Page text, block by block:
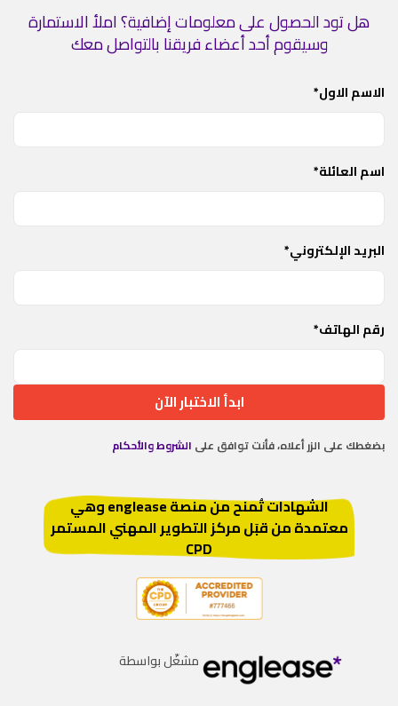
هل تود الحصول على معلومات إضافية؟ املأ الاستمارة
وسيقوم أحد أعضاء فريقنا بالتواصل معك
الاسم الاول*
اسم العائلة*
البريد الإلكتروني*
رقم الهاتف*
بضغطك على الزر أعلاه، فأنت توافق على الشروط والأحكام
ابدأ الاختبار الآن
الشهادات تُمنح من منصة englease وهي
معتمدة من قبَل مركز التطوير المهني المستمر
CPD
مشغّل بواسطة